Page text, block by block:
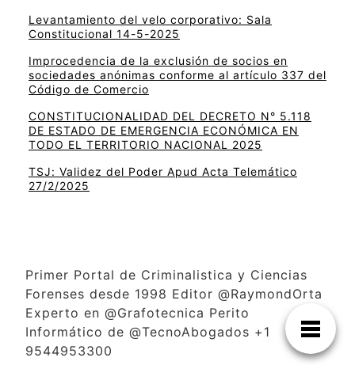
Levantamiento del velo corporativo: Sala
Constitucional 14-5-2025
Improcedencia de la exclusión de socios en
sociedades anónimas conforme al artículo 337 del
Código de Comercio
CONSTITUCIONALIDAD DEL DECRETO N° 5.118
DE ESTADO DE EMERGENCIA ECONÓMICA EN
TODO EL TERRITORIO NACIONAL 2025
TSJ: Validez del Poder Apud Acta Telemático
27/2/2025
Primer Portal de Criminalistica y Ciencias
Forenses desde 1998 Editor @RaymondOrta
Experto en @Grafotecnica Perito
Informático de @TecnoAbogados +1
9544953300